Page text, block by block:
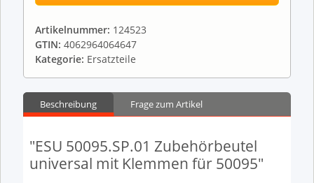
Artikelnummer: 124523
GTIN: 4062964064647
Kategorie: Ersatzteile
Beschreibung Frage zum Artikel
"ESU 50095.SP.01 Zubehörbeutel
universal mit Klemmen für 50095"